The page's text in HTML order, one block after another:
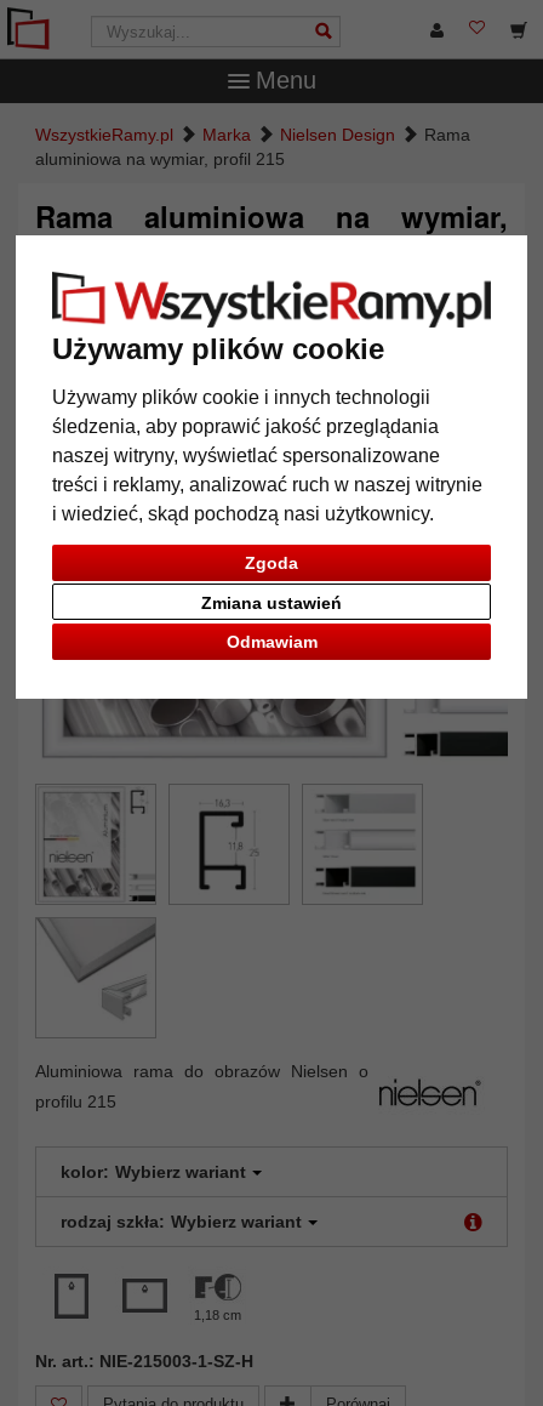
Używamy plików cookie
Używamy plików cookie i innych technologii
śledzenia, aby poprawić jakość przeglądania
naszej witryny, wyświetlać spersonalizowane
treści i reklamy, analizować ruch w naszej witrynie
i wiedzieć, skąd pochodzą nasi użytkownicy.
Zgoda
Odmawiam
Zmiana ustawień
Menu
WszystkieRamy.pl Marka Nielsen Design
Rama
aluminiowa na wymiar, profil 215
Rama aluminiowa na wymiar,
profil 215
Aluminiowa rama do obrazów Nielsen o
profilu 215
kolor: Wybierz wariant
rodzaj szkła: Wybierz wariant
1,18 cm
Nr. art.: NIE-215003-1-SZ-H